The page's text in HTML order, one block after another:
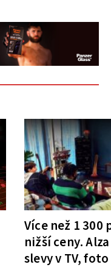
Více než 1
nižší ceny.
slevy v TV,